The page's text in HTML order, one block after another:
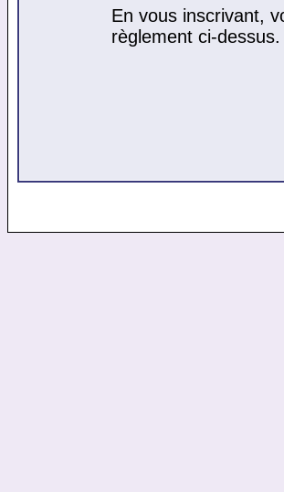
En vous inscrivant,
règlement ci-dessus.